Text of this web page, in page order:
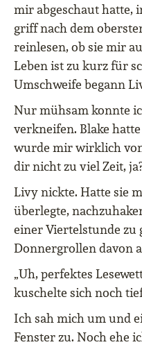
mir abgeschaut hatte,
griff nach dem
reinlesen, ob sie mir
Leben ist zu kurz für
Umschweife begann
Nur mühsam konnte
verkneifen. Blake
wurde mir wirklich von
dir nicht zu viel Zeit,
Livy nickte. Hatte sie
überlegte,
einer Viertelstunde zu
Donnergrollen davon
„Uh, perfektes
kuschelte sich noch
Ich sah mich um und
Fenster zu. Noch ehe